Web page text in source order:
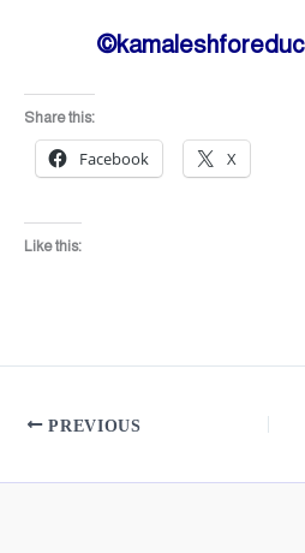
Share this:
Facebook X
Like this:
PREVIOUS